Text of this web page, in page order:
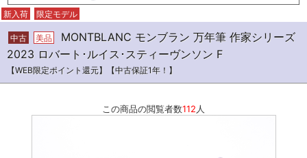
新入荷 限定モデル
中古 美品
MONTBLANC モンブラン 万年筆 作家シリーズ
2023 ロバート･ルイス･スティーヴンソン F
【WEB限定ポイント還元】【中古保証1年！】
この商品の閲覧者数112 人